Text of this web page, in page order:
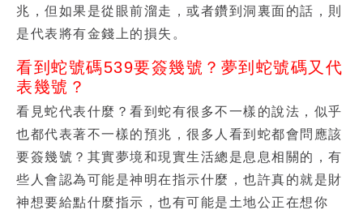
兆，但如果是從眼前溜走，或者鑽到洞裏面的話，則
是代表將有金錢上的損失。
看到蛇號碼539要簽幾號？夢到蛇號碼又代
表幾號？
看見蛇代表什麼？看到蛇有很多不一樣的說法，似乎
也都代表著不一樣的預兆，很多人看到蛇都會問應該
要簽幾號？其實夢境和現實生活總是息息相關的，有
些人會認為可能是神明在指示什麼，也許真的就是財
神想要給點什麼指示，也有可能是土地公正在想你